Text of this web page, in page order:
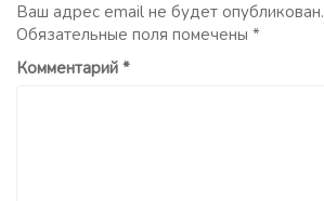
Ваш адрес email не будет опубликован.
Обязательные поля помечены *
Комментарий *